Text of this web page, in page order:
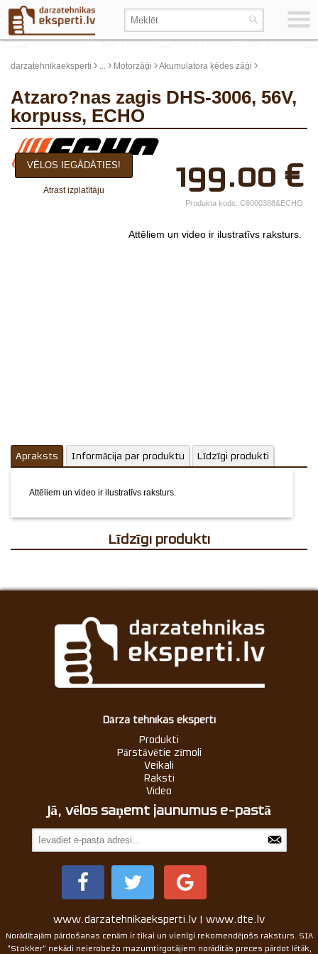
darzatehnikaeksperti › ... › Motorzāģi ›Akumulatora ķēdes zāģi ›
Atzaro?nas zagis DHS-3006, 56V,
korpuss, ECHO
×
Jūsu vārds*
Uzņēmuma
199.00 €
VĒLOS IEGĀDĀTIES!
Atrast izplatītāju
Produkta kods: C6000388&ECHO
Attēliem un video ir ilustratīvs raksturs.
Apraksts Informācija par produktu Līdzīgi produkti
Attēliem un video ir ilustratīvs raksturs.
Līdzīgi produkti
Dārza tehnikas eksperti
Produkti
Pārstāvētie zīmoli
Veikali
Raksti
Video
Jā, vēlos saņemt jaunumus e-pastā
www.darzatehnikaeksperti.lv | www.dte.lv
Norādītajām pārdošanas cenām ir tikai un vienīgi rekomendējošs raksturs. SIA
"Stokker" nekādi neierobežo mazumtirgotājiem norādītās preces pārdot lētāk,